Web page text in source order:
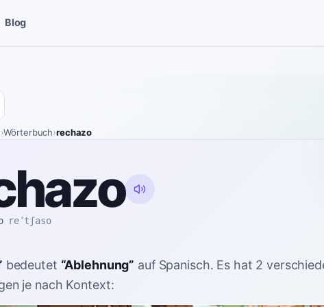
Blog
›Wörterbuch›rechazo
reˈtʃaso
bedeutet “Ablehnung” auf Spanisch. Es hat 2
je nach Kontext: